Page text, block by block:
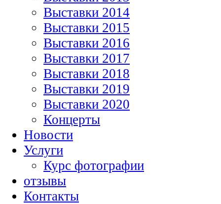
Выставки 2014
Выставки 2015
Выставки 2016
Выставки 2017
Выставки 2018
Выставки 2019
Выставки 2020
Концерты
Новости
Услуги
Курс фотографии
отзывы
Контакты